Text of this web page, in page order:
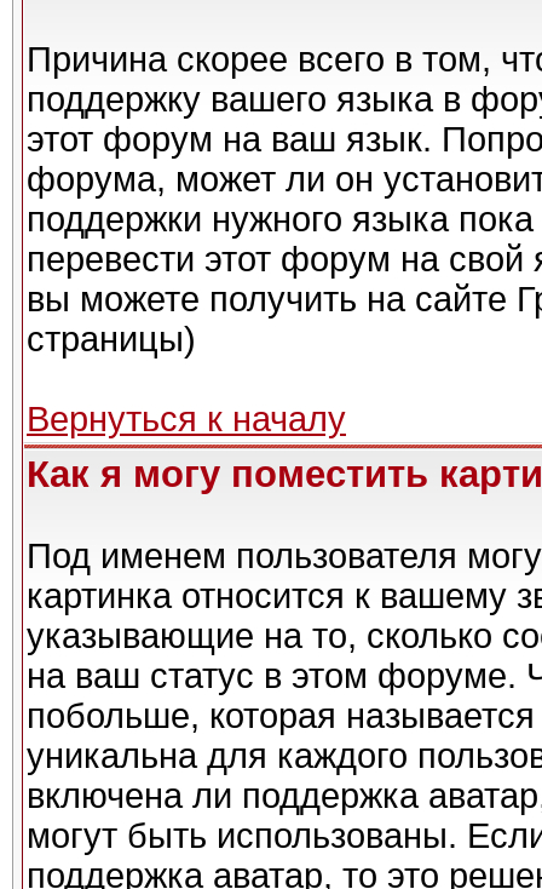
Причина скорее всего в том,
поддержку вашего языка в
этот форум на ваш язык.
форума, может ли он
поддержки нужного языка
перевести этот форум на
вы можете получить на сайте
страницы)
Вернуться к началу
Как я могу поместить
Под именем пользователя
картинка относится к вашему
указывающие на то, сколько
на ваш статус в этом форуме.
побольше, которая
уникальна для каждого
включена ли поддержка
могут быть использованы.
поддержка аватар, то это